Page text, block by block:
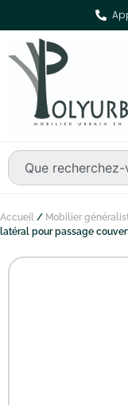
Accueil / Mobilier
latéral pour passage